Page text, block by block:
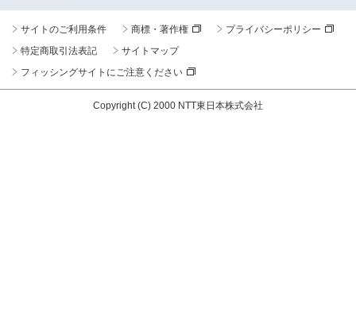
サイトのご利用条件 商標・著作権
プライバシーポリシー
特定商取引法表記
サイトマップ
フィッシングサイトにご注意ください
Copyright (C) 2000 NTT東日本株式会社